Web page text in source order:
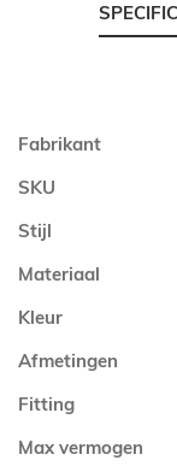
Meer
Fabrikant
SKU
Stijl
Materiaal
Kleur
Afmetingen
Fitting
Max vermogen